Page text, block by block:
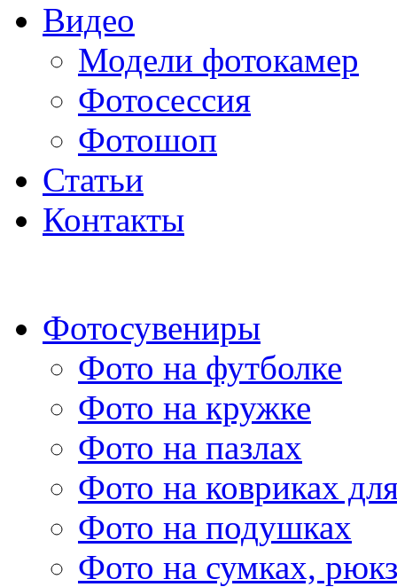
Видео
Модели фотокамер
Фотосессия
Фотошоп
Статьи
Контакты
Фотосувениры
Фото на футболке
Фото на кружке
Фото на пазлах
Фото на ковриках
Фото на подушках
Фото на сумках,